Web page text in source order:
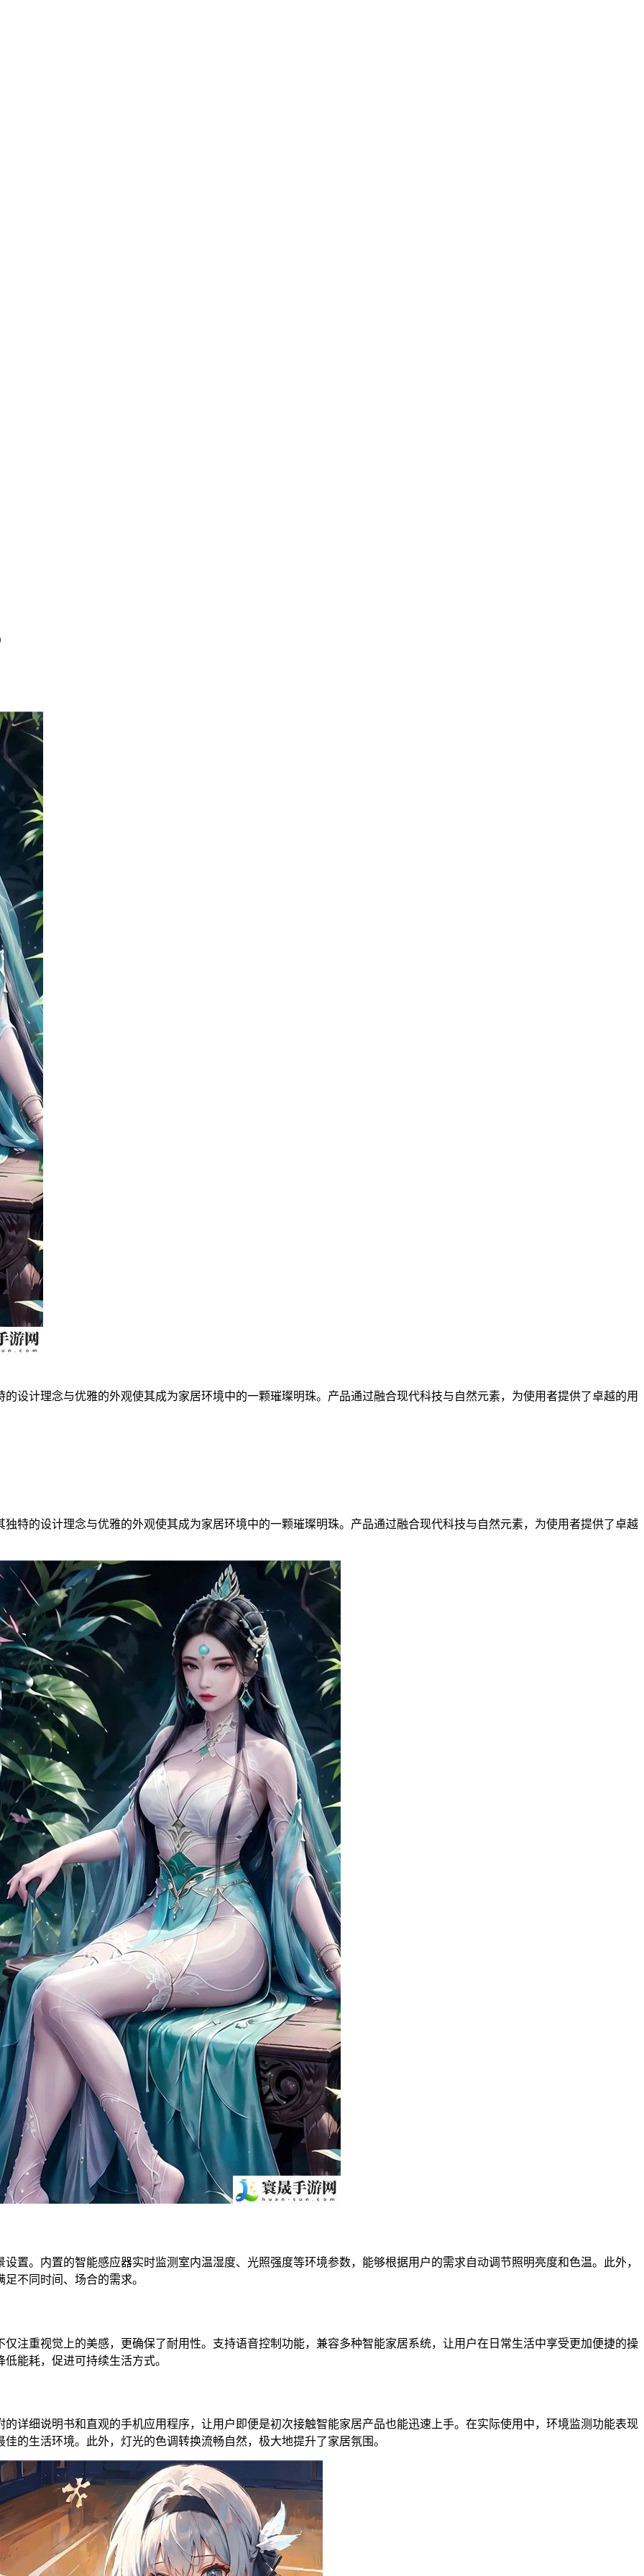
设计理念与优雅的外观使其成为家居环境中的一颗璀璨明珠。产品通过融合现代科技与自然元素，为使用者提供了卓越的用
的设计理念与优雅的外观使其成为家居环境中的一颗璀璨明珠。产品通过融合现代科技与自然元素，为使用者提供了卓越
。内置的智能感应器实时监测室内温湿度、光照强度等环境参数，能够根据用户的需求自动调节照明亮度和色温。此外，
不同时间、场合的需求。
重视觉上的美感，更确保了耐用性。支持语音控制功能，兼容多种智能家居系统，让用户在日常生活中享受更加便捷的操
能耗，促进可持续生活方式。
细说明书和直观的手机应用程序，让用户即便是初次接触智能家居产品也能迅速上手。在实际使用中，环境监测功能表现
的生活环境。此外，灯光的色调转换流畅自然，极大地提升了家居氛围。